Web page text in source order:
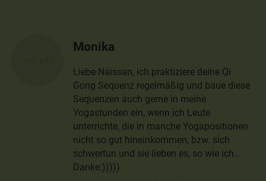
Monika
Liebe Naissan, ich praktiziere deine Qi
Gong Sequenz regelmäßig und baue diese
Sequenzen auch gerne in meine
Yogastunden ein, wenn ich Leute
unterrichte, die in manche Yogapositionen
nicht so gut hineinkommen, bzw. sich
schwertun und sie lieben es, so wie ich...
Danke:)))))